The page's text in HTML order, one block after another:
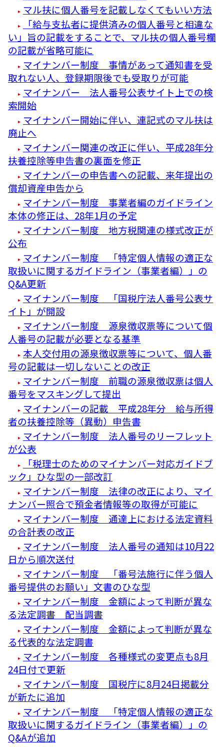
マル扶に個人番号を記載しなくてもいい方法
「給与支払者に提供済みの個人番号と相違な
い」旨の記載をすることで、マル扶の個人番号欄
の記載が省略可能に
マイナンバー制度 事情があって通知書を受
取れない人、登録期限後でも受取りが可能
マイナンバー 法人番号公表サイト上での検
索開始
マイナンバー開始に伴い、連記式のマル扶は
廃止へ
マイナンバー関連の改正に伴い、平成28年分
扶養控除等申告書の裏面を修正
マイナンバーの申告書への記載、来年提出の
償却資産申告から
マイナンバー制度 事業者編のガイドライン
本体の修正は、28年1月の予定
マイナンバー制度 地方税関連の様式改正が
公布
マイナンバー制度 「特定個人情報の適正な
取扱いに関するガイドライン（事業者編）」の
Q&A更新
マイナンバー制度 「国税庁法人番号公表サ
イト」が開設
マイナンバー制度 源泉徴収票等について個
人番号の記載が必要となる基準
本人交付用の源泉徴収票等について、個人番
号の記載は一切しないことの改正
マイナンバー制度 前職の源泉徴収票は個人
番号をマスキングして提出
マイナンバーの記載 平成28年分 給与所得
者の扶養控除等（異動）申告書
マイナンバー制度 法人番号のリーフレット
が公表
「税理士のためのマイナンバー対応ガイドブ
ック」ひな型の一部改訂
マイナンバー制度 法律の改正により、マイ
ナンバー照合で預金者情報等の取得が可能に
マイナンバー制度 通達上における法定資料
の合計表の改正
マイナンバー制度 法人番号の通知は10月22
日から順次送付
マイナンバー制度 「番号法施行に伴う個人
番号提供のお願い」文書のひな型
マイナンバー制度 金額によって判断が異な
る法定調書 配当調書
マイナンバー制度 金額によって判断が異な
る代表的な法定調書
マイナンバー制度 各種様式の変更点も8月
24日付で更新
マイナンバー制度 国税庁に8月24日掲載分
が新たに追加
マイナンバー制度 「特定個人情報の適正な
取扱いに関するガイドライン（事業者編）」の
Q&Aが追加